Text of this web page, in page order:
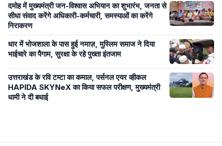
दमोह में मुख्यमंत्री जन-विश्वास अभियान का शुभारंभ, जनता से
सीधा संवाद करेंगे अधिकारी-कर्मचारी, समस्याओं का करेंगे
निराकरण
धार में भोजशाला के पास हुई नमाज़, मुस्लिम समाज ने दिया
भाईचारे का पैगाम, सुरक्षा के रहे पुख्ता इंतजाम
उत्तराखंड के रवि टम्टा का कमाल, पर्सनल एयर व्हीकल
HAPIDA SKYNeX का किया सफल परीक्षण, मुख्यमंत्री
धामी ने दी बधाई